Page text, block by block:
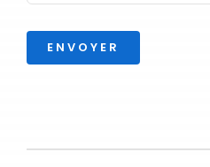
ENVOYER